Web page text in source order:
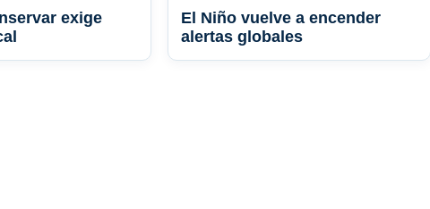
exige
El Niño vuelve a encender
alertas globales